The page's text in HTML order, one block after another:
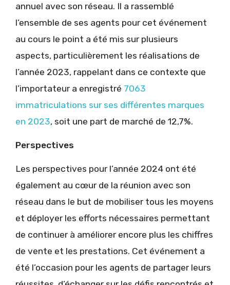
annuel avec son réseau. Il a rassemblé
l’ensemble de ses agents pour cet événement
au cours le point a été mis sur plusieurs
aspects, particulièrement les réalisations de
l’année 2023, rappelant dans ce contexte que
l’importateur a enregistré 7063
immatriculations sur ses différentes marques
en 2023, soit une part de marché de 12,7%.
Perspectives
Les perspectives pour l’année 2024 ont été
également au cœur de la réunion avec son
réseau dans le but de mobiliser tous les moyens
et déployer les efforts nécessaires permettant
de continuer à améliorer encore plus les chiffres
de vente et les prestations. Cet événement a
été l’occasion pour les agents de partager leurs